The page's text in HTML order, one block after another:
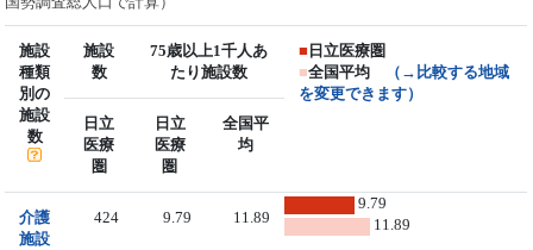
施設
種類
別の
施設
数
施設
数
75歳以上1千人あ
たり施設数
■ 日立医療圏
■全国平均
（→比較する地域
を変更できます）
日立
医療
圏
日立
医療
圏
全国平
均
介護
施設
424 9.79 11.89
9.79
11.89